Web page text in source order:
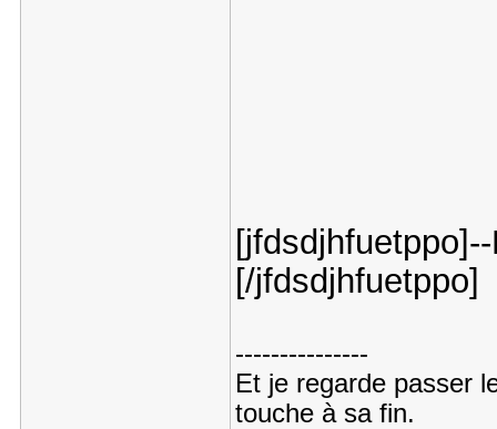
[/jfdsdjhfuetppo]
---------------
Et je regarde passer
touche à sa fin.